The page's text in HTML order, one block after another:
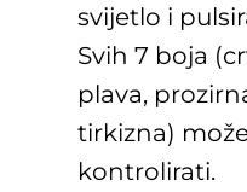
svijetlo i
Svih 7 boja
plava,
tirkizna)
kontrolirati.